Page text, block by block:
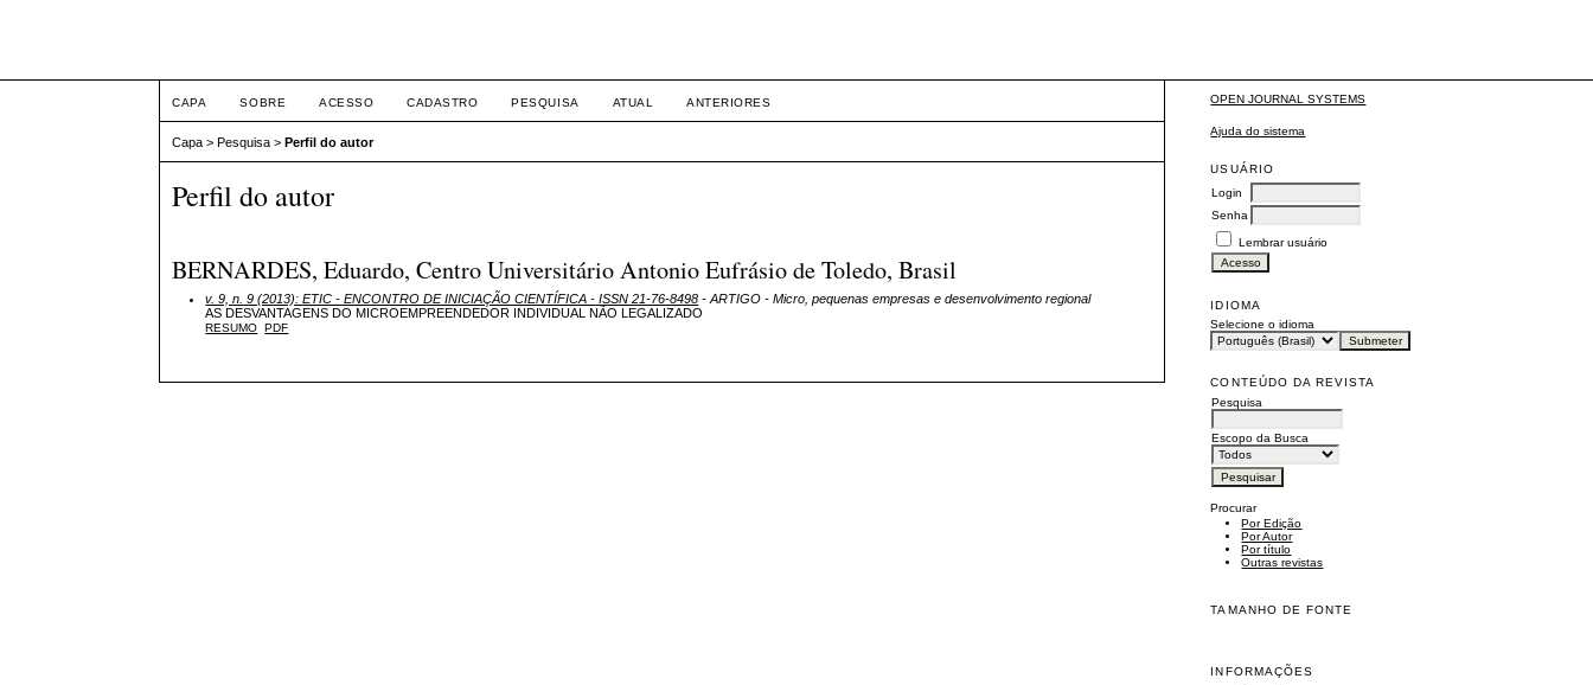
OPEN JOURNAL SYSTEMS
Ajuda do sistema
USUÁRIO
Login
Senha
Lembrar usuário
IDIOMA
Selecione o idioma
CONTEÚDO DA REVISTA
Pesquisa
Escopo da Busca
Procurar
Por Edição
Por Autor
Por título
Outras revistas
TAMANHO DE FONTE
INFORMAÇÕES
CAPA SOBRE ACESSO CADASTRO PESQUISA ATUAL ANTERIORES
Capa >Pesquisa >Perfil do autor
Perfil do autor
BERNARDES, Eduardo, Centro Universitário Antonio Eufrásio de Toledo, Brasil
v. 9, n. 9 (2013): ETIC - ENCONTRO DE INICIAÇÃO CIENTÍFICA - ISSN 21-76-8498 - ARTIGO - Micro, pequenas empresas e desenvolvimento regional
AS DESVANTAGENS DO MICROEMPREENDEDOR INDIVIDUAL NÃO LEGALIZADO
RESUMO PDF